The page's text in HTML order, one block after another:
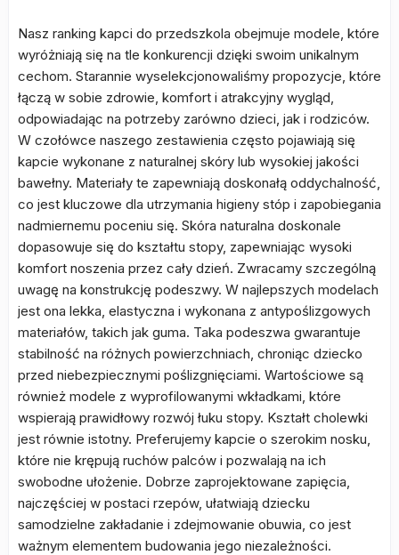
Nasz ranking kapci do przedszkola obejmuje modele, które
wyróżniają się na tle konkurencji dzięki swoim unikalnym
cechom. Starannie wyselekcjonowaliśmy propozycje, które
łączą w sobie zdrowie, komfort i atrakcyjny wygląd,
odpowiadając na potrzeby zarówno dzieci, jak i rodziców.
W czołówce naszego zestawienia często pojawiają się
kapcie wykonane z naturalnej skóry lub wysokiej jakości
bawełny. Materiały te zapewniają doskonałą oddychalność,
co jest kluczowe dla utrzymania higieny stóp i zapobiegania
nadmiernemu poceniu się. Skóra naturalna doskonale
dopasowuje się do kształtu stopy, zapewniając wysoki
komfort noszenia przez cały dzień. Zwracamy szczególną
uwagę na konstrukcję podeszwy. W najlepszych modelach
jest ona lekka, elastyczna i wykonana z antypoślizgowych
materiałów, takich jak guma. Taka podeszwa gwarantuje
stabilność na różnych powierzchniach, chroniąc dziecko
przed niebezpiecznymi poślizgnięciami. Wartościowe są
również modele z wyprofilowanymi wkładkami, które
wspierają prawidłowy rozwój łuku stopy. Kształt cholewki
jest równie istotny. Preferujemy kapcie o szerokim nosku,
które nie krępują ruchów palców i pozwalają na ich
swobodne ułożenie. Dobrze zaprojektowane zapięcia,
najczęściej w postaci rzepów, ułatwiają dziecku
samodzielne zakładanie i zdejmowanie obuwia, co jest
ważnym elementem budowania jego niezależności.